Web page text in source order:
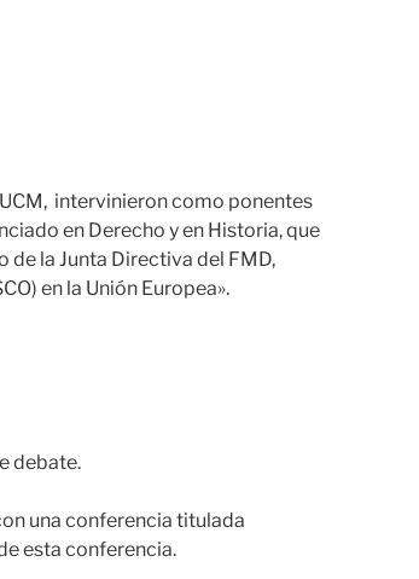
intervinieron como ponentes
en Derecho y en Historia, que
de la Junta Directiva del FMD,
en la Unión Europea».
debate.
una conferencia titulada
esta conferencia.